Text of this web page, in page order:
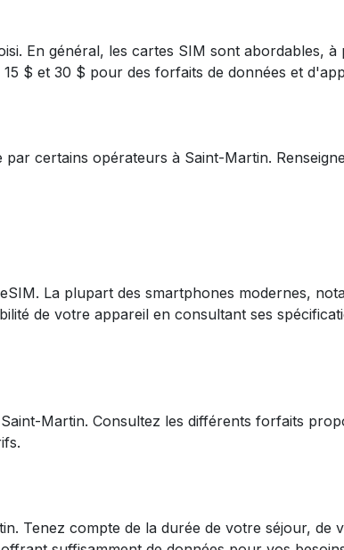
En général, les cartes SIM sont abordables, à
$ et 30 $ pour des forfaits de données et
certains opérateurs à Saint-Martin.
La plupart des smartphones modernes,
de votre appareil en consultant ses
Martin. Consultez les différents forfaits
Tenez compte de la durée de votre séjour, de